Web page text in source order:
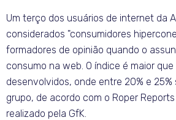
Um terço dos usuários de internet da
considerados "consumidores
formadores de opinião quando o
consumo na web. O índice é maior
desenvolvidos, onde entre 20% e
grupo, de acordo com o Roper
realizado pela GfK.